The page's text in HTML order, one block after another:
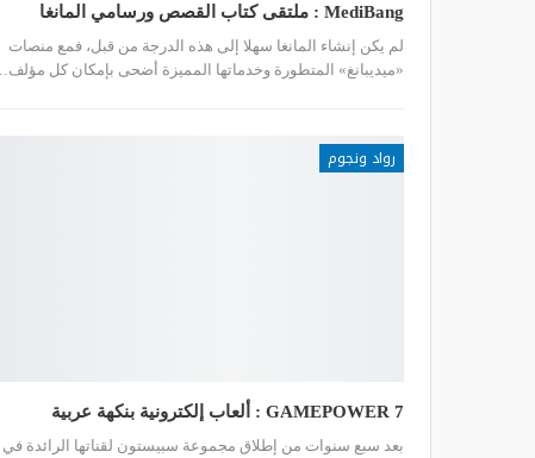
MediBang : ملتقى كتاب القصص ورسامي المانغا
لم يكن إنشاء المانغا سهلا إلى هذه الدرجة من قبل، فمع منصات
«ميديبانغ» المتطورة وخدماتها المميزة أضحى بإمكان كل مؤلف…
رواد ونجوم
GAMEPOWER 7 : ألعاب إلكترونية بنكهة عربية
بعد سبع سنوات من إطلاق مجموعة سبيستون لقناتها الرائدة في